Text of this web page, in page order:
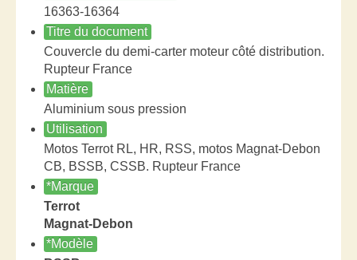
16363-16364
Titre du document
Couvercle du demi-carter moteur côté distribution.
Rupteur France
Matière
Aluminium sous pression
Utilisation
Motos Terrot RL, HR, RSS, motos Magnat-Debon
CB, BSSB, CSSB. Rupteur France
*Marque
Terrot
Magnat-Debon
*Modèle